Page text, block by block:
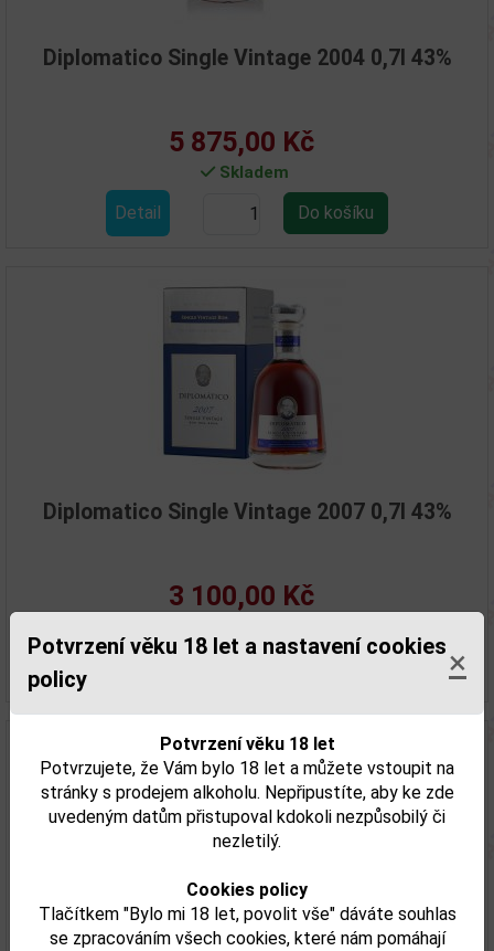
Potvrzení věku 18 let a nastavení cookies
policy
×
Potvrzení věku 18 let
Potvrzujete, že Vám bylo 18 let a můžete vstoupit na
stránky s prodejem alkoholu. Nepřipustíte, aby ke zde
uvedeným datům přistupoval kdokoli nezpůsobilý či
nezletilý.
Cookies policy
Tlačítkem "Bylo mi 18 let, povolit vše" dáváte souhlas
se zpracováním všech cookies, které nám pomáhají
Diplomatico Single Vintage 2004 0,7l 43%
5 875,00 Kč
Skladem
Detail
Diplomatico Single Vintage 2007 0,7l 43%
3 100,00 Kč